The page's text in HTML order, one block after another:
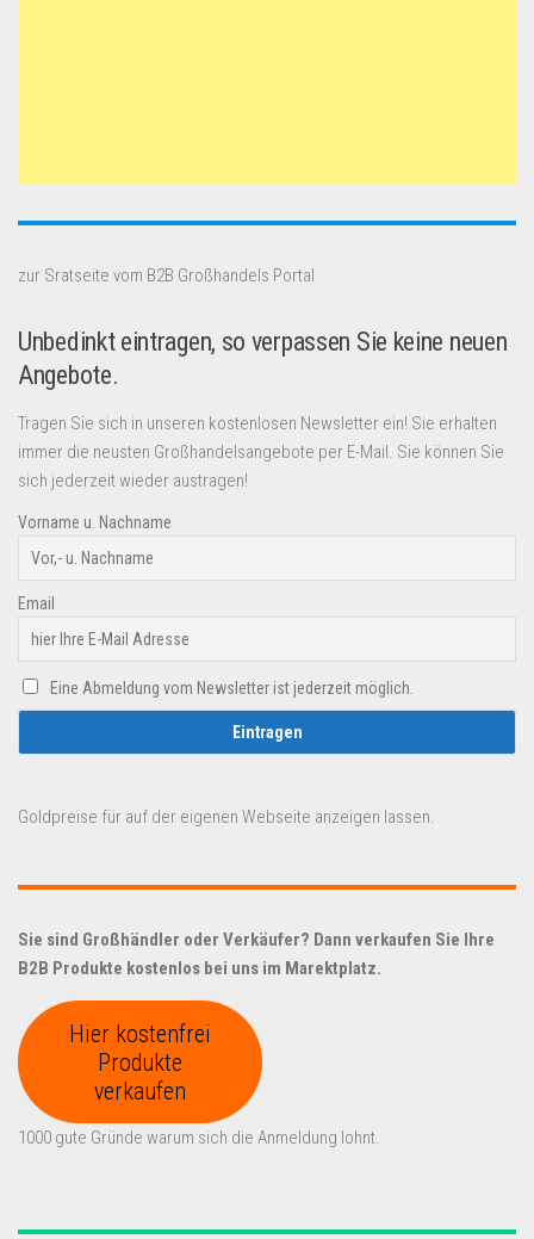
zur Sratseite vom B2B Großhandels Portal
Unbedinkt eintragen, so verpassen Sie keine neuen
Angebote.
Tragen Sie sich in unseren kostenlosen Newsletter ein! Sie erhalten
immer die neusten Großhandelsangebote per E-Mail. Sie können Sie
sich jederzeit wieder austragen!
Vorname u. Nachname
Email
Eine Abmeldung vom Newsletter ist jederzeit möglich.
Goldpreise für auf der eigenen Webseite anzeigen lassen.
Sie sind Großhändler oder Verkäufer? Dann verkaufen Sie Ihre
B2B Produkte kostenlos bei uns im Marektplatz.
Hier kostenfrei
Produkte
verkaufen
1000 gute Gründe warum sich die Anmeldung lohnt.